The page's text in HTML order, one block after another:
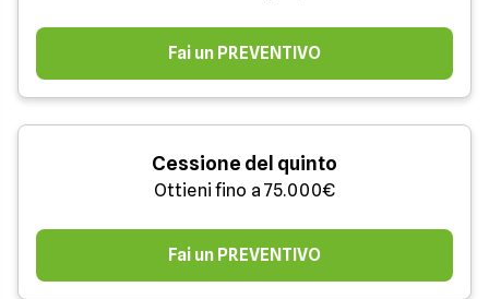
Fai un PREVENTIVO
Cessione del quinto
Ottieni fino a 75.000€
Fai un PREVENTIVO